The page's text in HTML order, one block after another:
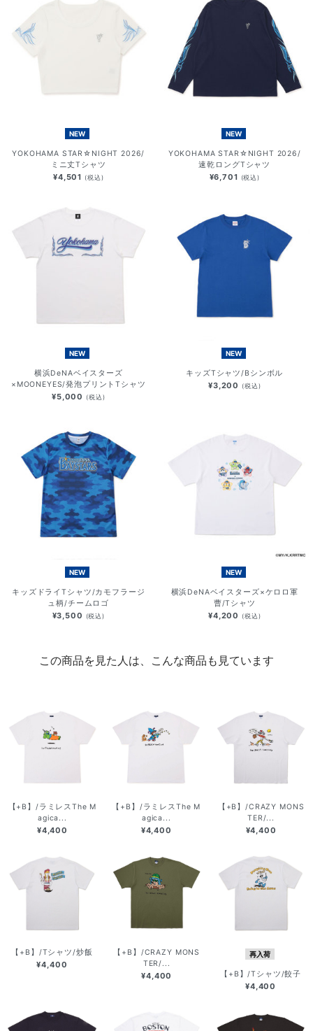
NEW
YOKOHAMA STAR☆NIGHT 2026/
ミニ丈Tシャツ
¥4,501 (税込)
NEW
YOKOHAMA STAR☆NIGHT 2026/
速乾ロングTシャツ
¥6,701 (税込)
NEW
横浜DeNAベイスターズ
×MOONEYES/発泡プリントTシャツ
¥5,000 (税込)
NEW
キッズTシャツ/Bシンボル
¥3,200 (税込)
NEW
キッズドライTシャツ/カモフラージ
ュ柄/チームロゴ
¥3,500 (税込)
NEW
横浜DeNAベイスターズ×ケロロ軍
曹/Tシャツ
¥4,200 (税込)
この商品を見た人は、こんな商品も見ています
【+B】/ラミレスThe M
agica...
¥4,400
【+B】/ラミレスThe M
agica...
¥4,400
【+B】/CRAZY MONS
TER/...
¥4,400
【+B】/Tシャツ/炒飯
¥4,400
【+B】/CRAZY MONS
TER/...
¥4,400
再入荷
【+B】/Tシャツ/餃子
¥4,400